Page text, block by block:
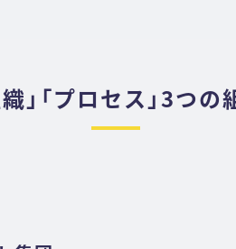
織」「プロセス」3つ